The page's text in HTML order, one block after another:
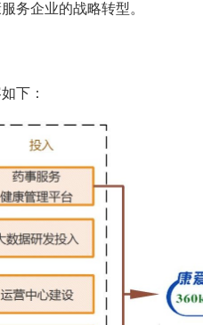
务企业的战略转型。
下：